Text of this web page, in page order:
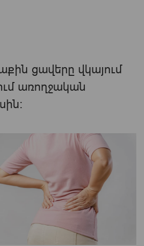
ցավերը վկայում
առողջական